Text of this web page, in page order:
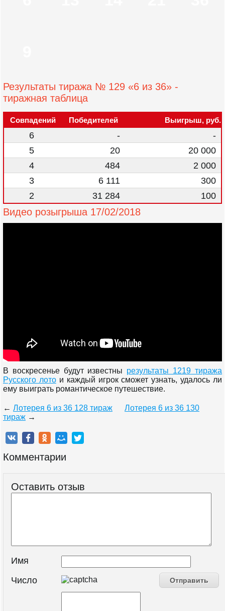
Результаты тиража № 129 «6 из 36» -
тиражная таблица
Совпадений Победителей Выигрыш, руб.
6 -
-
5
20
20 000
4
484
2 000
3
6 111
300
2
31 284 100
Видео розыгрыша 17/02/2018
В воскресенье будут известны результаты 1219 тиража
Русского лотои каждый игрок сможет узнать, удалось ли
ему выиграть романтическое путешествие.
← Лотерея 6 из 36 128 тираж
Лотерея 6 из 36 130
тираж →
Комментарии
Оставить отзыв
Имя
Число